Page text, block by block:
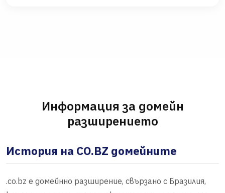
Информация за домейн
разширението
История на CO.BZ домейните
.co.bz е домейнно разширение, свързано с Бразилия,